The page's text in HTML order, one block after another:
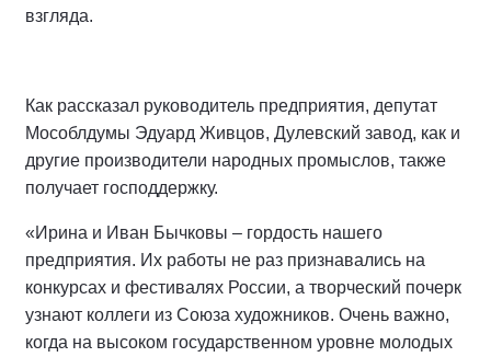
взгляда.
Как рассказал руководитель предприятия, депутат
Мособлдумы Эдуард Живцов, Дулевский завод, как и
другие производители народных промыслов, также
получает господдержку.
«Ирина и Иван Бычковы – гордость нашего
предприятия. Их работы не раз признавались на
конкурсах и фестивалях России, а творческий почерк
узнают коллеги из Союза художников. Очень важно,
когда на высоком государственном уровне молодых